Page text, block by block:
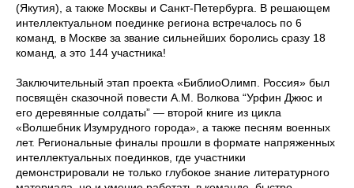
(Якутия), а также Москвы и Санкт-Петербурга. В решающем
интеллектуальном поединке региона встречалось по 6
команд, в Москве за звание сильнейших боролись сразу 18
команд, а это 144 участника!
Заключительный этап проекта «БиблиоОлимп. Россия» был
посвящён сказочной повести А.М. Волкова “Урфин Джюс и
его деревянные солдаты” — второй книге из цикла
«Волшебник Изумрудного города», а также песням военных
лет. Региональные финалы прошли в формате напряженных
интеллектуальных поединков, где участники
демонстрировали не только глубокое знание литературного